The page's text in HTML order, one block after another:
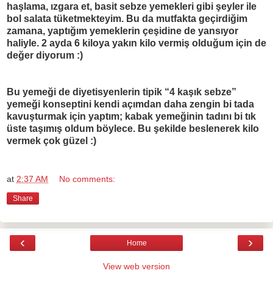
haşlama, ızgara et, basit sebze yemekleri gibi şeyler ile
bol salata tüketmekteyim. Bu da mutfakta geçirdiğim
zamana, yaptığım yemeklerin çeşidine de yansıyor
haliyle. 2 ayda 6 kiloya yakın kilo vermiş olduğum için de
değer diyorum :)
Bu yemeği de diyetisyenlerin tipik “4 kaşık sebze”
yemeği konseptini kendi açımdan daha zengin bi tada
kavuşturmak için yaptım; kabak yemeğinin tadını bi tık
üste taşımış oldum böylece. Bu şekilde beslenerek kilo
vermek çok güzel :)
at 2:37 AM No comments:
Share
‹ ›
Home
View web version